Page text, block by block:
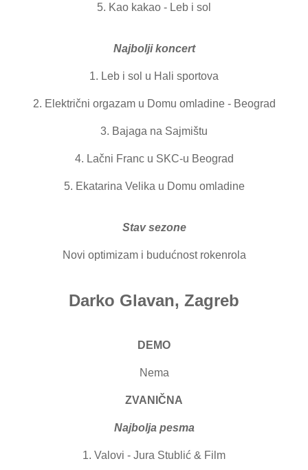
5. Kao kakao - Leb i sol
Najbolji koncert
1. Leb i sol u Hali sportova
2. Električni orgazam u Domu omladine - Beograd
3. Bajaga na Sajmištu
4. Lačni Franc u SKC-u Beograd
5. Ekatarina Velika u Domu omladine
Stav sezone
Novi optimizam i budućnost rokenrola
Darko Glavan, Zagreb
DEMO
Nema
ZVANIČNA
Najbolja pesma
1. Valovi - Jura Stublić & Film